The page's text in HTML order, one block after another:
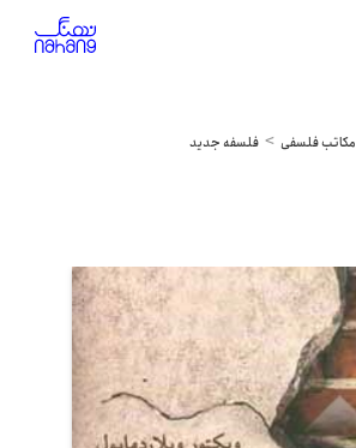
مکاتب فلسفی فلسفه جدید